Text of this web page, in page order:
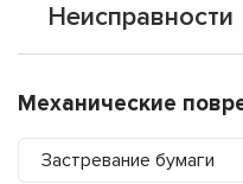
Механические
Застревание бумаги